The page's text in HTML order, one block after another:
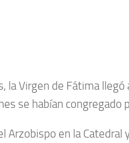
la Virgen de Fátima
se habían congregado
Arzobispo en la